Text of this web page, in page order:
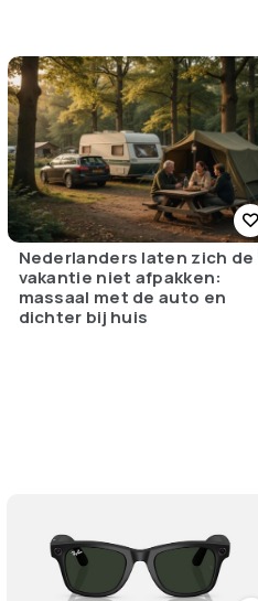
Nederlanders laten zich de
vakantie niet afpakken:
massaal met de auto en
dichter bij huis